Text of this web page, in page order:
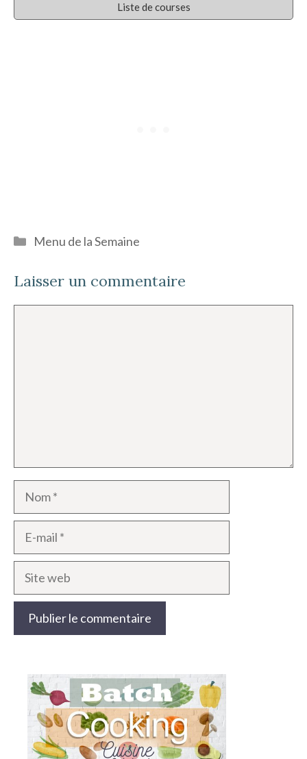
Liste de courses
Catégories
Menu de la Semaine
Laisser un commentaire
Nom
mail
Site
web